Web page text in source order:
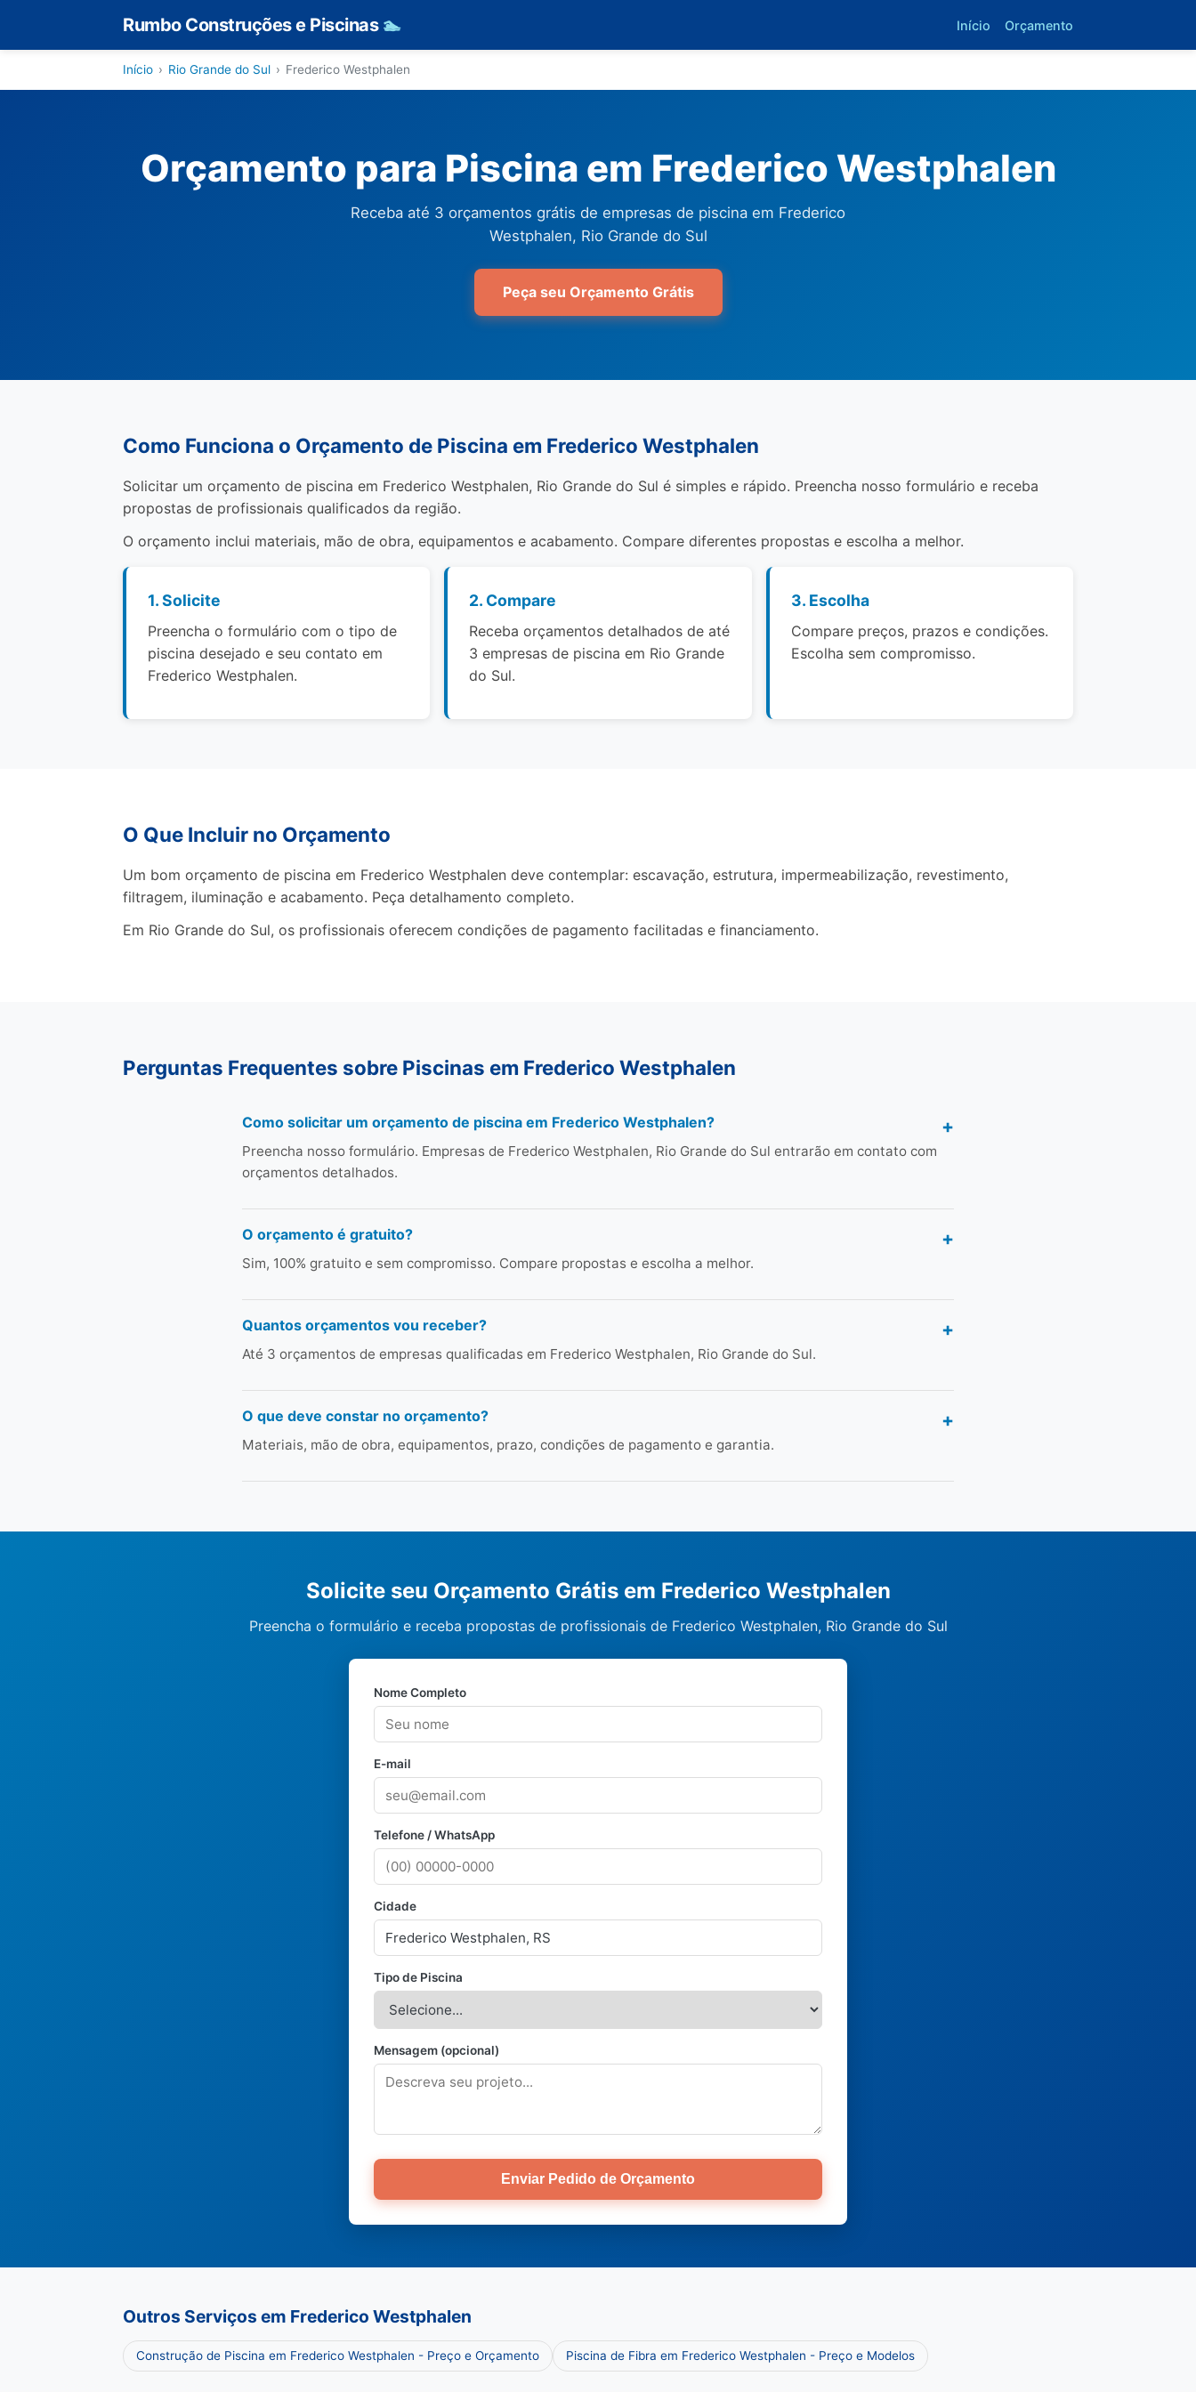
Rumbo Construções e Piscinas 🏊 Início Orçamento
Início › Rio Grande do Sul › Frederico Westphalen
Orçamento para Piscina em Frederico Westphalen
Receba até 3 orçamentos grátis de empresas de piscina em Frederico
Westphalen, Rio Grande do Sul
Peça seu Orçamento Grátis
Como Funciona o Orçamento de Piscina em Frederico Westphalen
Solicitar um orçamento de piscina em Frederico Westphalen, Rio Grande do Sul é simples e rápido. Preencha nosso formulário e receba
propostas de profissionais qualificados da região.
O orçamento inclui materiais, mão de obra, equipamentos e acabamento. Compare diferentes propostas e escolha a melhor.
1. Solicite
Preencha o formulário com o tipo de
piscina desejado e seu contato em
Frederico Westphalen.
2. Compare
Receba orçamentos detalhados de até
3 empresas de piscina em Rio Grande
do Sul.
3. Escolha
Compare preços, prazos e condições.
Escolha sem compromisso.
O Que Incluir no Orçamento
Um bom orçamento de piscina em Frederico Westphalen deve contemplar: escavação, estrutura, impermeabilização, revestimento,
filtragem, iluminação e acabamento. Peça detalhamento completo.
Em Rio Grande do Sul, os profissionais oferecem condições de pagamento facilitadas e financiamento.
Perguntas Frequentes sobre Piscinas em Frederico Westphalen
Como solicitar um orçamento de piscina em Frederico Westphalen?
Preencha nosso formulário. Empresas de Frederico Westphalen, Rio Grande do Sul entrarão em contato com
orçamentos detalhados.
O orçamento é gratuito?
Sim, 100% gratuito e sem compromisso. Compare propostas e escolha a melhor.
Quantos orçamentos vou receber?
Até 3 orçamentos de empresas qualificadas em Frederico Westphalen, Rio Grande do Sul.
O que deve constar no orçamento?
Materiais, mão de obra, equipamentos, prazo, condições de pagamento e garantia.
Solicite seu Orçamento Grátis em Frederico Westphalen
Preencha o formulário e receba propostas de profissionais de Frederico Westphalen, Rio Grande do Sul
Nome Completo
E-mail
Telefone / WhatsApp
Cidade
Tipo de Piscina
Mensagem (opcional)
Enviar Pedido de Orçamento
Outros Serviços em Frederico Westphalen
Construção de Piscina em Frederico Westphalen - Preço e Orçamento Piscina de Fibra em Frederico Westphalen - Preço e Modelos